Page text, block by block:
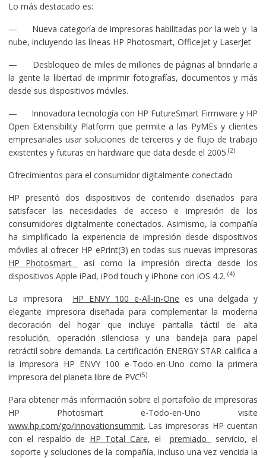
Lo más destacado es:
— Nueva categoría de impresoras habilitadas por la web y la
nube, incluyendo las líneas HP Photosmart, Officejet y LaserJet
— Desbloqueo de miles de millones de páginas al brindarle a
la gente la libertad de imprimir fotografías, documentos y más
desde sus dispositivos móviles.
— Innovadora tecnología con HP FutureSmart Firmware y HP
Open Extensibility Platform que permite a las PyMEs y clientes
empresariales usar soluciones de terceros y de flujo de trabajo
existentes y futuras en hardware que data desde el 2005.(2)
Ofrecimientos para el consumidor digitalmente conectado
HP presentó dos dispositivos de contenido diseñados para
satisfacer las necesidades de acceso e impresión de los
consumidores digitalmente conectados. Asimismo, la compañía
ha simplificado la experiencia de impresión desde dispositivos
móviles al ofrecer HP ePrint(3) en todas sus nuevas impresoras
HP Photosmart
así como la impresión directa desde los
dispositivos Apple iPad, iPod touch y iPhone con iOS 4.2. (4)
La impresora HP ENVY 100 e-All-in-One es una delgada y
elegante impresora diseñada para complementar la moderna
decoración del hogar que incluye pantalla táctil de alta
resolución, operación silenciosa y una bandeja para papel
retráctil sobre demanda. La certificación ENERGY STAR califica a
la impresora HP ENVY 100 e-Todo-en-Uno como la primera
impresora del planeta libre de PVC(5)
Para obtener más información sobre el portafolio de impresoras
HP Photosmart e-Todo-en-Uno visite
www.hp.com/go/innovationsummit. Las impresoras HP cuentan
con el respaldo de HP Total Care, el premiado
servicio, el
soporte y soluciones de la compañía, incluso una vez vencida la